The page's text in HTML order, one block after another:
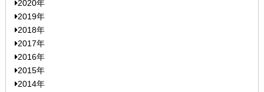
2020年
2019年
2018年
2017年
2016年
2015年
2014年